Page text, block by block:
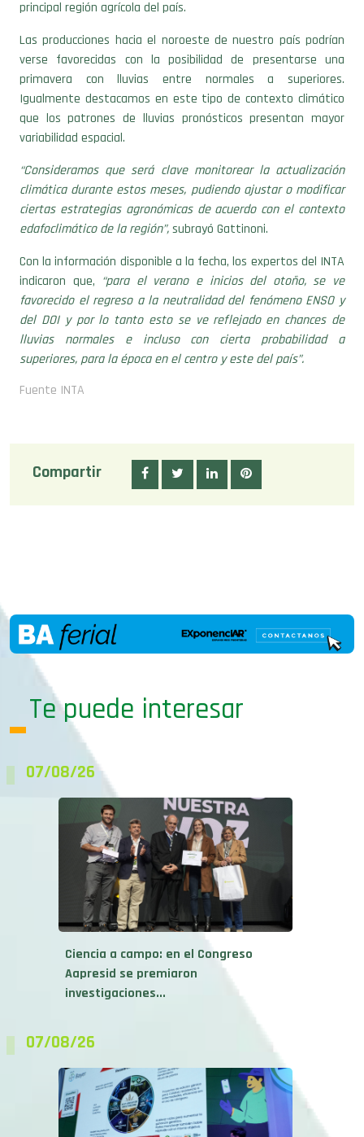
principal región agrícola del país.
Las producciones hacia el noroeste de nuestro país podrían
verse favorecidas con la posibilidad de presentarse una
primavera con lluvias entre normales a superiores.
Igualmente destacamos en este tipo de contexto climático
que los patrones de lluvias pronósticos presentan mayor
variabilidad espacial.
“Consideramos que será clave monitorear la actualización
climática durante estos meses, pudiendo ajustar o modificar
ciertas estrategias agronómicas de acuerdo con el contexto
edafoclimático de la región”,subrayó Gattinoni.
Con la información disponible a la fecha, los expertos del INTA
indicaron que, “para el verano e inicios del otoño, se ve
favorecido el regreso a la neutralidad del fenómeno ENSO y
del DOI y por lo tanto esto se ve reflejado en chances de
lluvias normales e incluso con cierta probabilidad a
superiores, para la época en el centro y este del país”.
Fuente INTA
Compartir
Te puede interesar
07/08/26
Ciencia a campo: en el Congreso
Aapresid se premiaron
investigaciones...
07/08/26